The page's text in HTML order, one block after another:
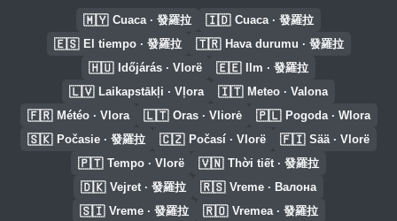
🇲🇾 Cuaca · 發羅拉 🇮🇩 Cuaca · 發羅拉
🇪🇸 El tiempo · 發羅拉 🇹🇷 Hava durumu · 發羅拉
🇭🇺 Időjárás · Vlorë 🇪🇪 Ilm · 發羅拉
🇱🇻 Laikapstākļi · Vļora 🇮🇹 Meteo · Valona
🇫🇷 Météo · Vlora 🇱🇹 Oras · Vliorė 🇵🇱 Pogoda · Wlora
🇸🇰 Počasie · 發羅拉 🇨🇿 Počasí · Vlorë 🇫🇮 Sää · Vlorë
🇵🇹 Tempo · Vlorë 🇻🇳 Thời tiết · 發羅拉
🇩🇰 Vejret · 發羅拉 🇷🇸 Vreme · Валона
🇸🇮 Vreme · 發羅拉 🇷🇴 Vremea · 發羅拉